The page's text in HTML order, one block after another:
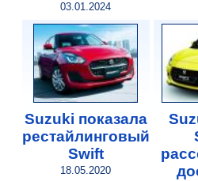
03.01.2024
Suzuki показала
рестайлинговый
Swift
18.05.2020